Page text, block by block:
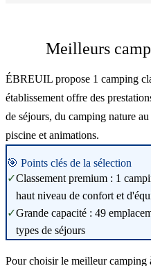
Meilleurs
ÉBREUIL propose 1 camping
établissement offre des
de séjours, du camping nature
piscine et animations.
🎯 Points clés de la sélection
✓Classement premium : 1
haut niveau de confort et
✓Grande capacité : 49
types de séjours
Pour choisir le meilleur